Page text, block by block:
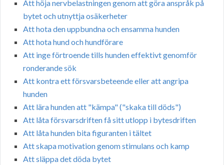
Att höja nervbelastningen genom att göra anspråk på
bytet och utnyttja osäkerheter
Att hota den uppbundna och ensamma hunden
Att hota hund och hundförare
Att inge förtroende tills hunden effektivt genomför
ronderande sök
Att kontra ett försvarsbeteende eller att angripa
hunden
Att lära hunden att "kämpa" ("skaka till döds")
Att låta försvarsdriften få sitt utlopp i bytesdriften
Att låta hunden bita figuranten i tältet
Att skapa motivation genom stimulans och kamp
Att släppa det döda bytet